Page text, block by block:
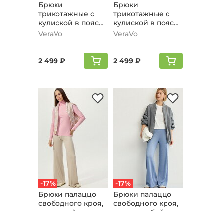
Брюки
трикотажные с
кулиской в поясе,
фиолетовый
VeraVo
2 499 ₽
Брюки
трикотажные с
кулиской в поясе,
синий
VeraVo
2 499 ₽
-17%
Брюки палаццо
свободного кроя,
-17%
Брюки палаццо
свободного кроя,